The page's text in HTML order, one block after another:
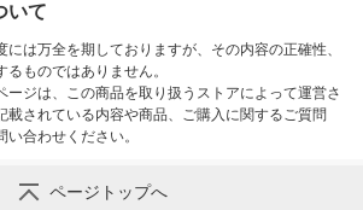
いて
は万全を期しておりますが、その内容の正確性、
ものではありません。
ージは、この商品を取り扱うストアによって運営さ
載されている内容や商品、ご購入に関するご質問
合わせください。
ページトップへ